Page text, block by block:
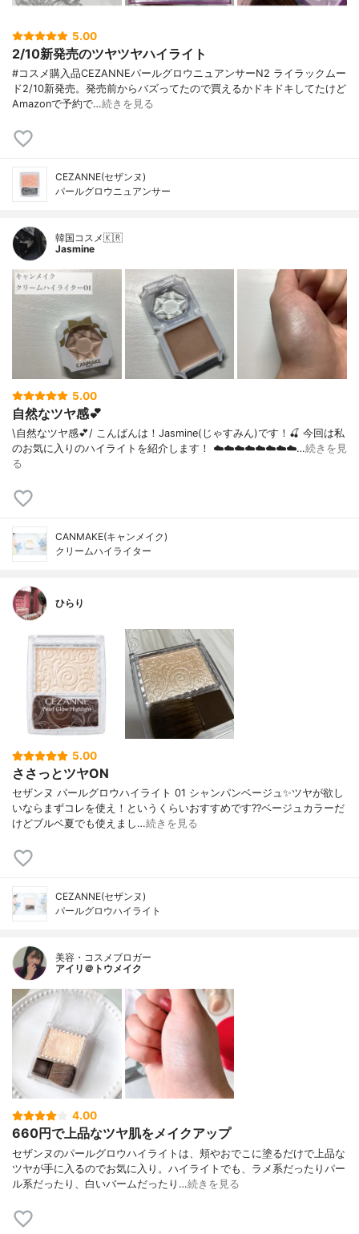
5.00
2/10新発売のツヤツヤハイライト
#コスメ購入品CEZANNEパールグロウニュアンサーN2 ライラックムー
ド2/10新発売。発売前からバズってたので買えるかドキドキしてたけど
Amazonで予約で…続きを見る
CEZANNE(セザンヌ)
パールグロウニュアンサー
韓国コスメ🇰🇷
Jasmine
5.00
自然なツヤ感💕
\自然なツヤ感💕/ こんばんは！Jasmine(じゃすみん)です！🍒 今回は私
のお気に入りのハイライトを紹介します！ ☁️☁️☁️☁️☁️☁️☁️☁️…続きを見
る
CANMAKE(キャンメイク)
クリームハイライター
ひらり
5.00
ささっとツヤON
セザンヌ パールグロウハイライト 01 シャンパンベージュ✨ツヤが欲し
いならまずコレを使え！というくらいおすすめです??ベージュカラーだ
けどブルベ夏でも使えまし…続きを見る
CEZANNE(セザンヌ)
パールグロウハイライト
美容・コスメブロガー
アイリ＠トウメイク
4.00
660円で上品なツヤ肌をメイクアップ
セザンヌのパールグロウハイライトは、頬やおでこに塗るだけで上品な
ツヤが手に入るのでお気に入り。ハイライトでも、ラメ系だったりパー
ル系だったり、白いバームだったり…続きを見る